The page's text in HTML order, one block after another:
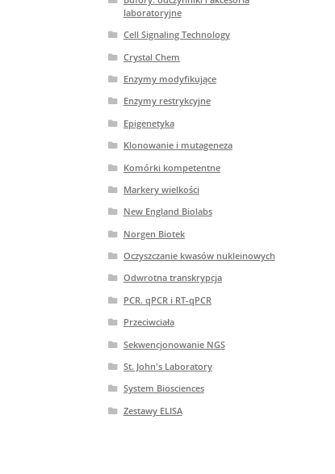
laboratoryjne
Cell Signaling Technology
Crystal Chem
Enzymy modyfikujące
Enzymy restrykcyjne
Epigenetyka
Klonowanie i mutageneza
Komórki kompetentne
Markery wielkości
New England Biolabs
Norgen Biotek
Oczyszczanie kwasów nukleinowych
Odwrotna transkrypcja
PCR. qPCR i RT-qPCR
Przeciwciała
Sekwencjonowanie NGS
St. John's Laboratory
System Biosciences
Zestawy ELISA